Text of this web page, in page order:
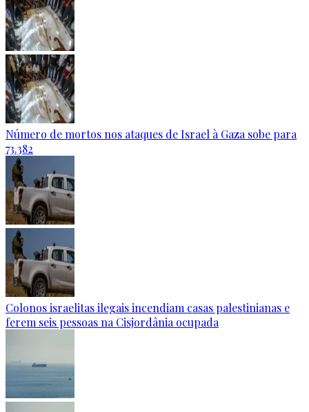
Número de mortos nos ataques de Israel à Gaza sobe para
73.382
Colonos israelitas ilegais incendiam casas palestinianas e
ferem seis pessoas na Cisjordânia ocupada